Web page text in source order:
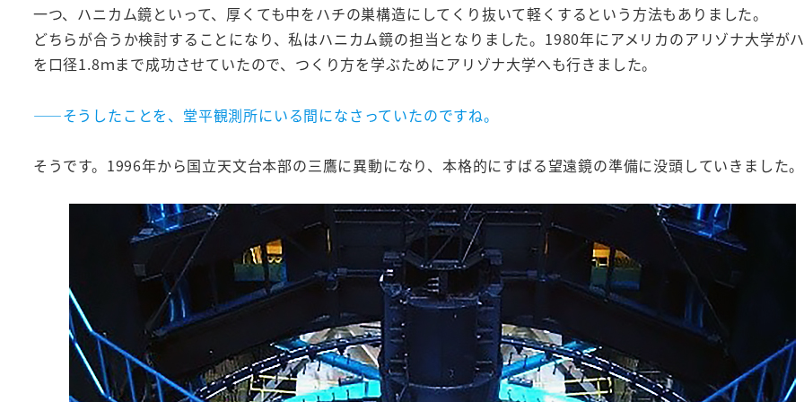
一つ、ハニカム鏡といって、厚くても中をハチの巣構造にしてくり抜いて軽くするという方法もありました。
どちらが合うか検討することになり、私はハニカム鏡の担当となりました。1980年にアメリカのアリゾナ大学が
を口径1.8ｍまで成功させていたので、つくり方を学ぶためにアリゾナ大学へも行きました。
――そうしたことを、堂平観測所にいる間になさっていたのですね。
そうです。1996年から国立天文台本部の三鷹に異動になり、本格的にすばる望遠鏡の準備に没頭していきました。